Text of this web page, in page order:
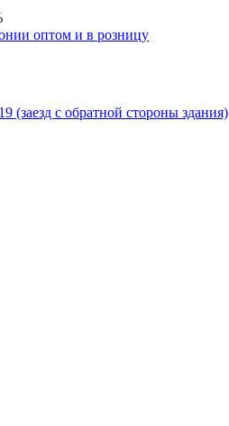
(заезд с обратной стороны здания)